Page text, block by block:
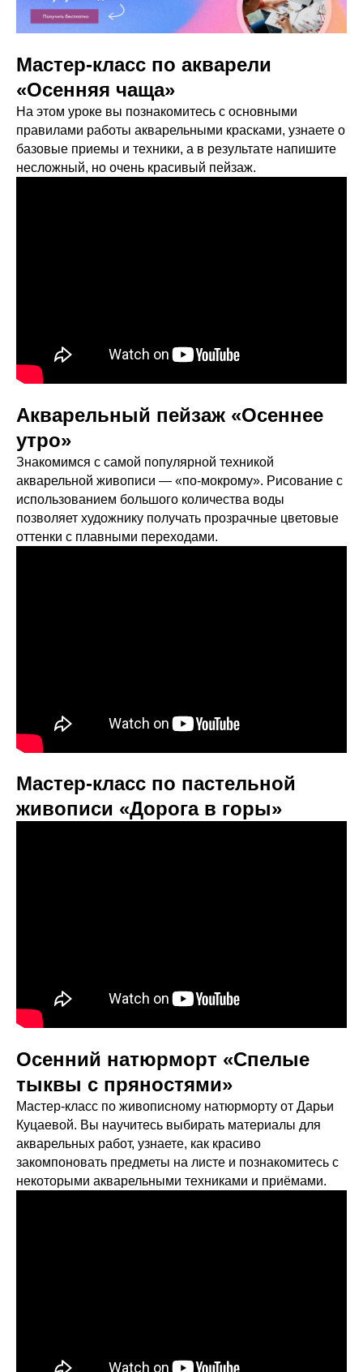
Мастер-класс по акварели
«Осенняя чаща»
На этом уроке вы познакомитесь с основными
правилами работы акварельными красками, узнаете о
базовые приемы и техники, а в результате напишите
несложный, но очень красивый пейзаж.
Акварельный пейзаж «Осеннее
утро»
Знакомимся с самой популярной техникой
акварельной живописи — «по-мокрому». Рисование с
использованием большого количества воды
позволяет художнику получать прозрачные цветовые
оттенки с плавными переходами.
Мастер-класс по пастельной
живописи «Дорога в горы»
Осенний натюрморт «Спелые
тыквы с пряностями»
Мастер-класс по живописному натюрморту от Дарьи
Куцаевой. Вы научитесь выбирать материалы для
акварельных работ, узнаете, как красиво
закомпоновать предметы на листе и познакомитесь с
некоторыми акварельными техниками и приёмами.